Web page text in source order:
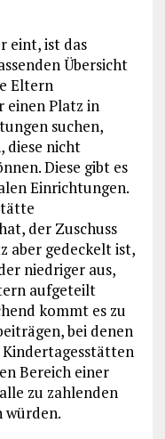
eint, ist das
Übersicht
Eltern
einen Platz in
suchen,
diese nicht
Diese gibt es
Einrichtungen.
der Zuschuss
aber gedeckelt ist,
niedriger aus,
aufgeteilt
kommt es zu
bei denen
Bereich einer
zu zahlenden
würden.